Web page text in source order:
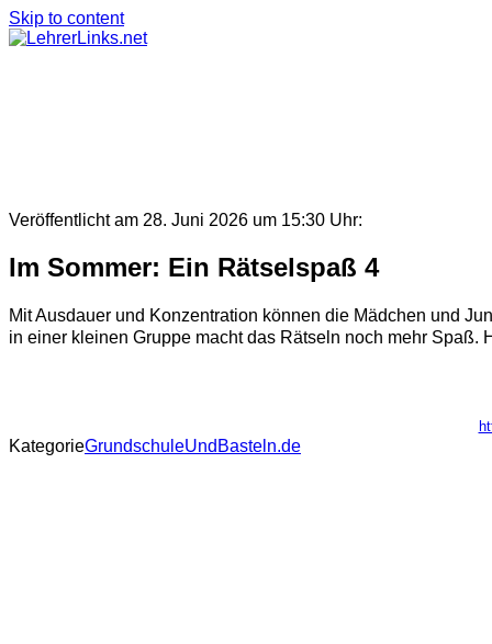
Skip to content
Veröffentlicht am 28. Juni 2026 um 15:30 Uhr:
Im Sommer: Ein Rätselspaß 4
Mit Ausdauer und Konzentration können die Mädchen und
in einer kleinen Gruppe macht das Rätseln noch mehr Spaß.
KategorieGrundschuleUndBasteln.de